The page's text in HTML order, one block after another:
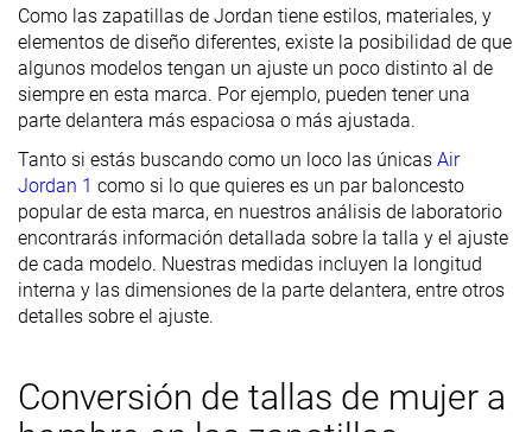
Como las zapatillas de Jordan tiene estilos, materiales, y
elementos de diseño diferentes, existe la posibilidad de que
algunos modelos tengan un ajuste un poco distinto al de
siempre en esta marca. Por ejemplo, pueden tener una
parte delantera más espaciosa o más ajustada.
Tanto si estás buscando como un loco las únicas Air
Jordan 1 como si lo que quieres es un par baloncesto
popular de esta marca, en nuestros análisis de laboratorio
encontrarás información detallada sobre la talla y el ajuste
de cada modelo. Nuestras medidas incluyen la longitud
interna y las dimensiones de la parte delantera, entre otros
detalles sobre el ajuste.
Conversión de tallas de mujer a